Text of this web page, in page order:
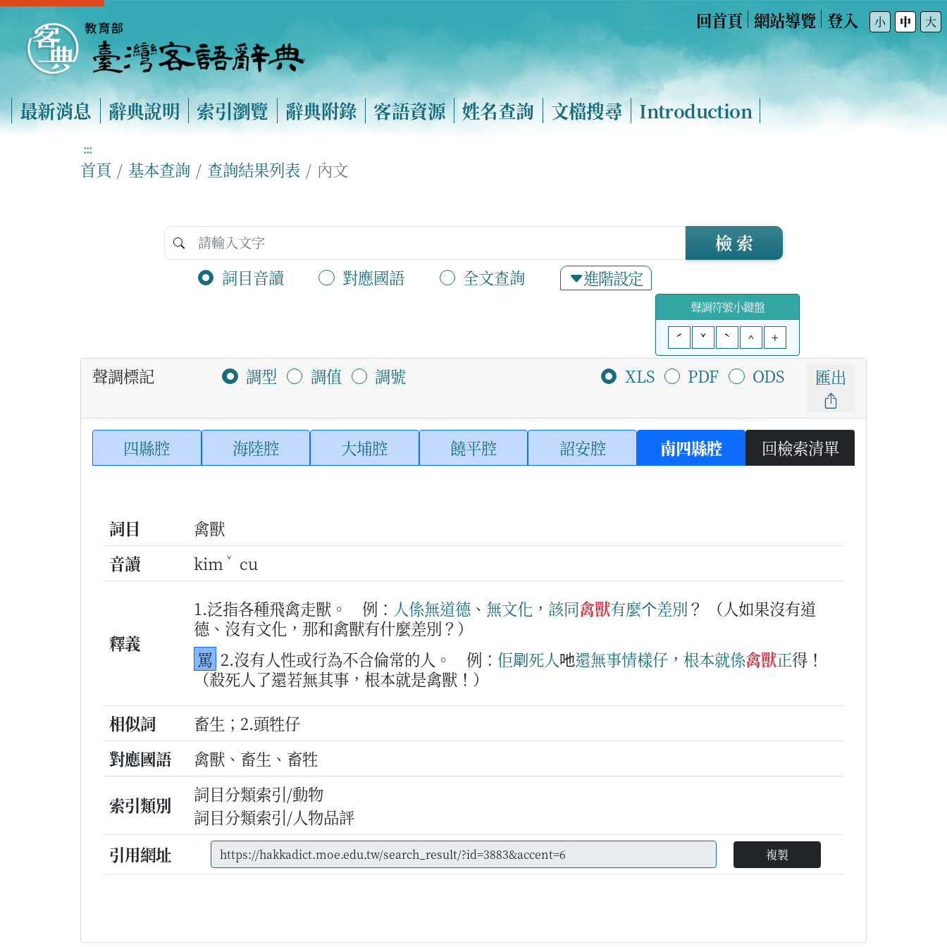
回首頁 網站導覽 登入 小 中 大
最新消息 辭典說明 索引瀏覽 辭典附錄 客語資源 姓名查詢 文檔搜尋 Introduction
:::
首頁 基本查詢 查詢結果列表 內文
詞目音讀 對應國語 全文查詢 進階設定
檢 索
聲調符號小鍵盤
ˊ
ˇ ˋ ^ +
聲調標記 調型 調值 調號 XLS PDF ODS 匯出
四縣腔 海陸腔 大埔腔 饒平腔 詔安腔 南四縣腔 回檢索清單
詞目
禽獸
音讀
kim ˇ cu
釋義
1.泛指各種飛禽走獸。 例： 人係無道德 、 無文化 ， 該同禽獸有麼个差別？
（人如果沒有道
德、沒有文化，那和禽獸有什麼差別？）
罵 2.沒有人性或行為不合倫常的人。 例： 佢㓾死人吔還無事情樣仔 ， 根本就係禽獸正得！
（殺死人了還若無其事，根本就是禽獸！）
相似詞
畜生；2.頭牲仔
對應國語
禽獸、畜生、畜牲
索引類別
詞目分類索引/動物
詞目分類索引/人物品評
引用網址
複製